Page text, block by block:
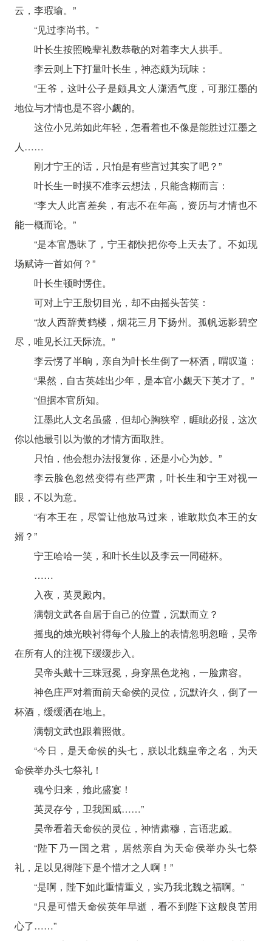
云，李瑕瑜。”
“见过李尚书。”
叶长生按照晚辈礼数恭敬的对着李大人拱手。
李云则上下打量叶长生，神态颇为玩味：
“王爷，这叶公子是颇具文人潇洒气度，可那江墨的
地位与才情也是不容小觑的。
这位小兄弟如此年轻，怎看着也不像是能胜过江墨之
人……
刚才宁王的话，只怕是有些言过其实了吧？”
叶长生一时摸不准李云想法，只能含糊而言：
“李大人此言差矣，有志不在年高，资历与才情也不
能一概而论。”
“是本官愚昧了，宁王都快把你夸上天去了。不如现
场赋诗一首如何？”
叶长生顿时愣住。
可对上宁王殷切目光，却不由摇头苦笑：
“故人西辞黄鹤楼，烟花三月下扬州。孤帆远影碧空
尽，唯见长江天际流。”
李云愣了半晌，亲自为叶长生倒了一杯酒，喟叹道：
“果然，自古英雄出少年，是本官小觑天下英才了。”
“但据本官所知。
江墨此人文名虽盛，但却心胸狭窄，睚眦必报，这次
你以他最引以为傲的才情方面取胜。
只怕，他会想办法报复你，还是小心为妙。”
李云脸色忽然变得有些严肃，叶长生和宁王对视一
眼，不以为意。
“有本王在，尽管让他放马过来，谁敢欺负本王的女
婿？”
宁王哈哈一笑，和叶长生以及李云一同碰杯。
……
入夜，英灵殿内。
满朝文武各自居于自己的位置，沉默而立？
摇曳的烛光映衬得每个人脸上的表情忽明忽暗，昊帝
在所有人的注视下缓缓步入。
昊帝头戴十三珠冠冕，身穿黑色龙袍，一脸肃容。
神色庄严对着面前天命侯的灵位，沉默许久，倒了一
杯酒，缓缓洒在地上。
满朝文武也跟着照做。
“今日，是天命侯的头七，朕以北魏皇帝之名，为天
命侯举办头七祭礼！
魂兮归来，飨此盛宴！
英灵存兮，卫我国威……”
昊帝看着天命侯的灵位，神情肃穆，言语悲戚。
“陛下乃一国之君，居然亲自为天命侯举办头七祭
礼，足以见得陛下是个惜才之人啊！”
“是啊，陛下如此重情重义，实乃我北魏之福啊。”
“只是可惜天命侯英年早逝，看不到陛下这般良苦用
心了……”